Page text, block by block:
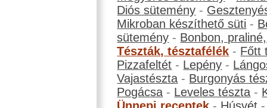
Diós sütemény -
Mikroban készíthető süti -
sütemény - Bonbon,
Tészták, tésztafélék - Főtt
Pizzafeltét - Lepény -
Vajastészta - Burgonyás
Pogácsa - Leveles tészta -